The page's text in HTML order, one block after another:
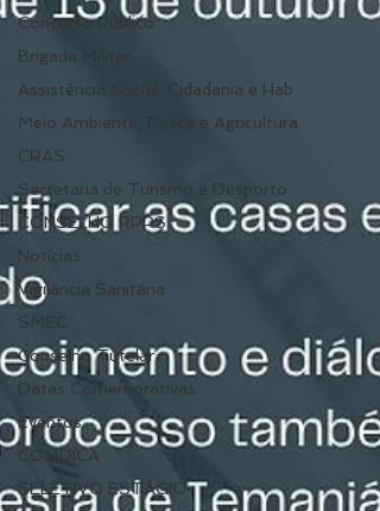
Concurso Público
Brigada Militar
Assistência Social, Cidadania e Hab
Meio Ambiente, Pesca e Agricultura
CRAS
Secretaria de Turismo e Desporto
CONSELHO RPPS
Notícias
Vigilância Sanitária
SMEC
Conselho Tutelar
Datas Comemorativas
Eventos
COMDICA
SELETIVO ESTÁGIO